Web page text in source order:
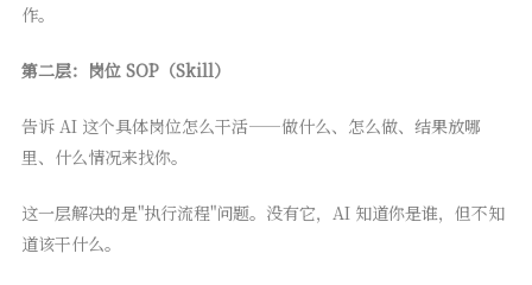
作。
第二层：岗位 SOP（Skill）
告诉 AI 这个具体岗位怎么干活——做什么、怎么做、结果放哪
里、什么情况来找你。
这一层解决的是"执行流程"问题。没有它，AI 知道你是谁，但不知
道该干什么。